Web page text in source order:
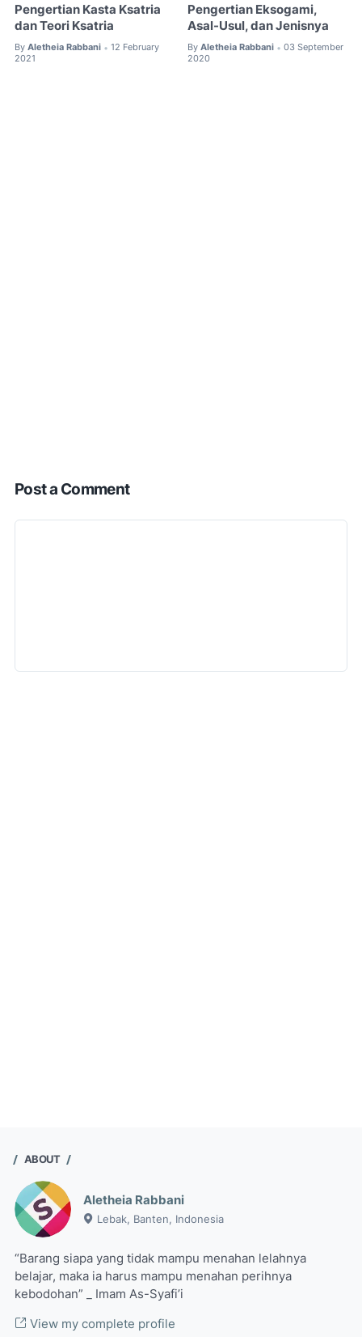
Pengertian Kasta Ksatria
dan Teori Ksatria
By Aletheia Rabbani • 12 February
2021
Pengertian Eksogami,
Asal-Usul, dan Jenisnya
By Aletheia Rabbani • 03 September
2020
Post a Comment
ABOUT
Aletheia Rabbani
Lebak, Banten, Indonesia
“Barang siapa yang tidak mampu menahan lelahnya
belajar, maka ia harus mampu menahan perihnya
kebodohan” _ Imam As-Syafi’i
View my complete profile